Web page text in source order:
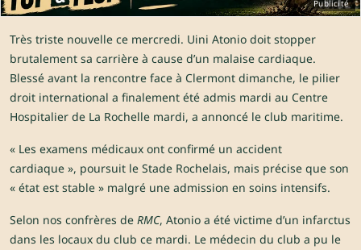
Publicité
Très triste nouvelle ce mercredi. Uini Atonio doit stopper
brutalement sa carrière à cause d’un malaise cardiaque.
Blessé avant la rencontre face à Clermont dimanche, le pilier
droit international a finalement été admis mardi au Centre
Hospitalier de La Rochelle mardi, a annoncé le club maritime.
« Les examens médicaux ont confirmé un accident
cardiaque », poursuit le Stade Rochelais, mais précise que son
« état est stable » malgré une admission en soins intensifs.
Selon nos confrères de RMC, Atonio a été victime d’un infarctus
dans les locaux du club ce mardi. Le médecin du club a pu le